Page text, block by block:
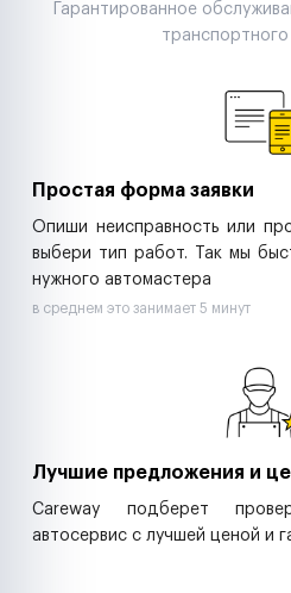
Строительные компании
Аренда спецтехники
Гарантированное
Простая форма заявки
Опиши неисправность или
выбери тип работ. Так мы
нужного автомастера
в среднем это занимает 5 минут
Лучшие предложения и
Careway подберет
автосервис с лучшей ценой и